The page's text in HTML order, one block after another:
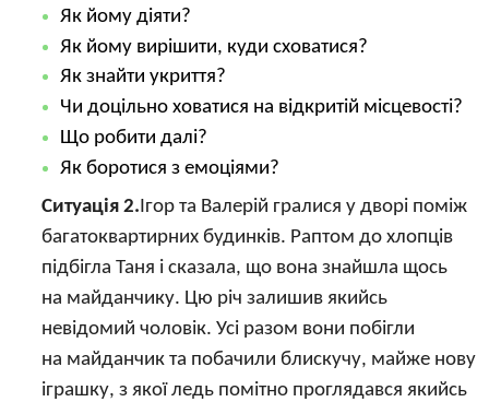
Як йому діяти?
Як йому вирішити, куди сховатися?
Як знайти укриття?
Чи доцільно ховатися на відкритій місцевості?
Що робити далі?
Як боротися з емоціями?
Ситуація 2.Ігор та Валерій гралися у дворі поміж
багатоквартирних будинків. Раптом до хлопців
підбігла Таня і сказала, що вона знайшла щось
на майданчику. Цю річ залишив якийсь
невідомий чоловік. Усі разом вони побігли
на майданчик та побачили блискучу, майже нову
іграшку, з якої ледь помітно проглядався якийсь